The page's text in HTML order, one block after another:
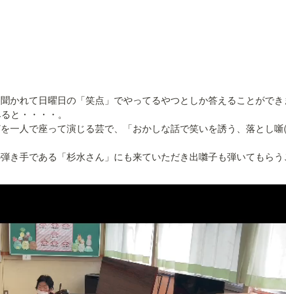
かれて日曜日の「笑点」でやってるやつとしか答えることがで
と・・・・。
一人で座って演じる芸で、「おかしな話で笑いを誘う、落とし
き手である「杉水さん」にも来ていただき出囃子も弾いてもらう